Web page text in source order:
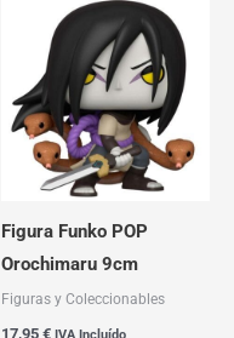
Figura Funko POP
Orochimaru 9cm
Figuras y Coleccionables
17,95 € IVA Incluído